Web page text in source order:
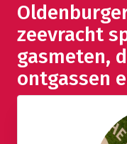
zeevracht
gasmeten,
ontgassen